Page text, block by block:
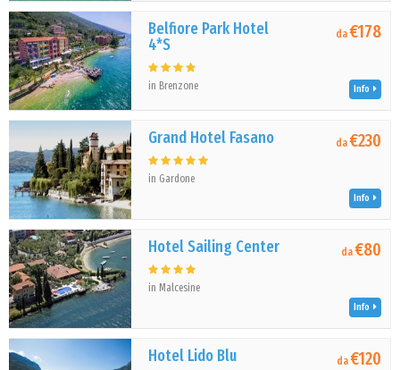
Belfiore Park Hotel
4*S
in Brenzone
da€178
Info
Grand Hotel Fasano
in Gardone
da€230
Info
Hotel Sailing Center
in Malcesine
da€80
Info
Hotel Lido Blu da€120